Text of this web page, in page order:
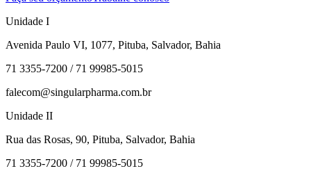
Unidade I
Avenida Paulo VI, 1077, Pituba, Salvador, Bahia
71 3355-7200 / 71 99985-5015
falecom@singularpharma.com.br
Unidade II
Rua das Rosas, 90, Pituba, Salvador, Bahia
71 3355-7200 / 71 99985-5015